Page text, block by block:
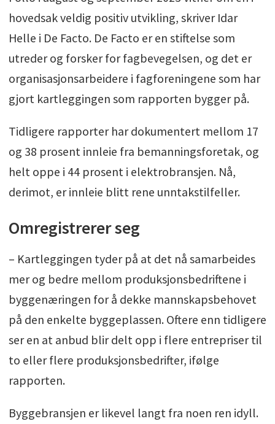
hovedsak veldig positiv utvikling, skriver Idar
Helle i De Facto. De Facto er en stiftelse som
utreder og forsker for fagbevegelsen, og det er
organisasjonsarbeidere i fagforeningene som har
gjort kartleggingen som rapporten bygger på.
Tidligere rapporter har dokumentert mellom 17
og 38 prosent innleie fra bemanningsforetak, og
helt oppe i 44 prosent i elektrobransjen. Nå,
derimot, er innleie blitt rene unntakstilfeller.
Omregistrerer seg
– Kartleggingen tyder på at det nå samarbeides
mer og bedre mellom produksjonsbedriftene i
byggenæringen for å dekke mannskapsbehovet
på den enkelte byggeplassen. Oftere enn tidligere
ser en at anbud blir delt opp i flere entrepriser til
to eller flere produksjonsbedrifter, ifølge
rapporten.
Byggebransjen er likevel langt fra noen ren idyll.